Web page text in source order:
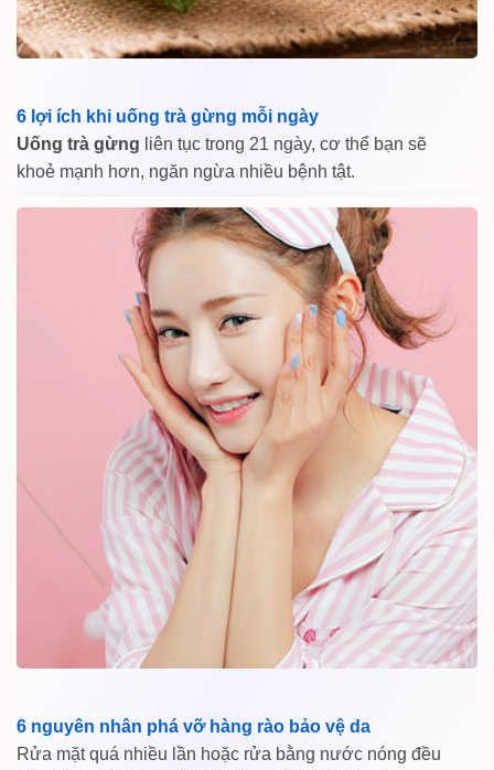
6 lợi ích khi uống trà gừng mỗi ngày
Uống trà gừng liên tục trong 21 ngày, cơ thể bạn sẽ
khoẻ mạnh hơn, ngăn ngừa nhiều bệnh tật.
6 nguyên nhân phá vỡ hàng rào bảo vệ da
Rửa mặt quá nhiều lần hoặc rửa bằng nước nóng đều